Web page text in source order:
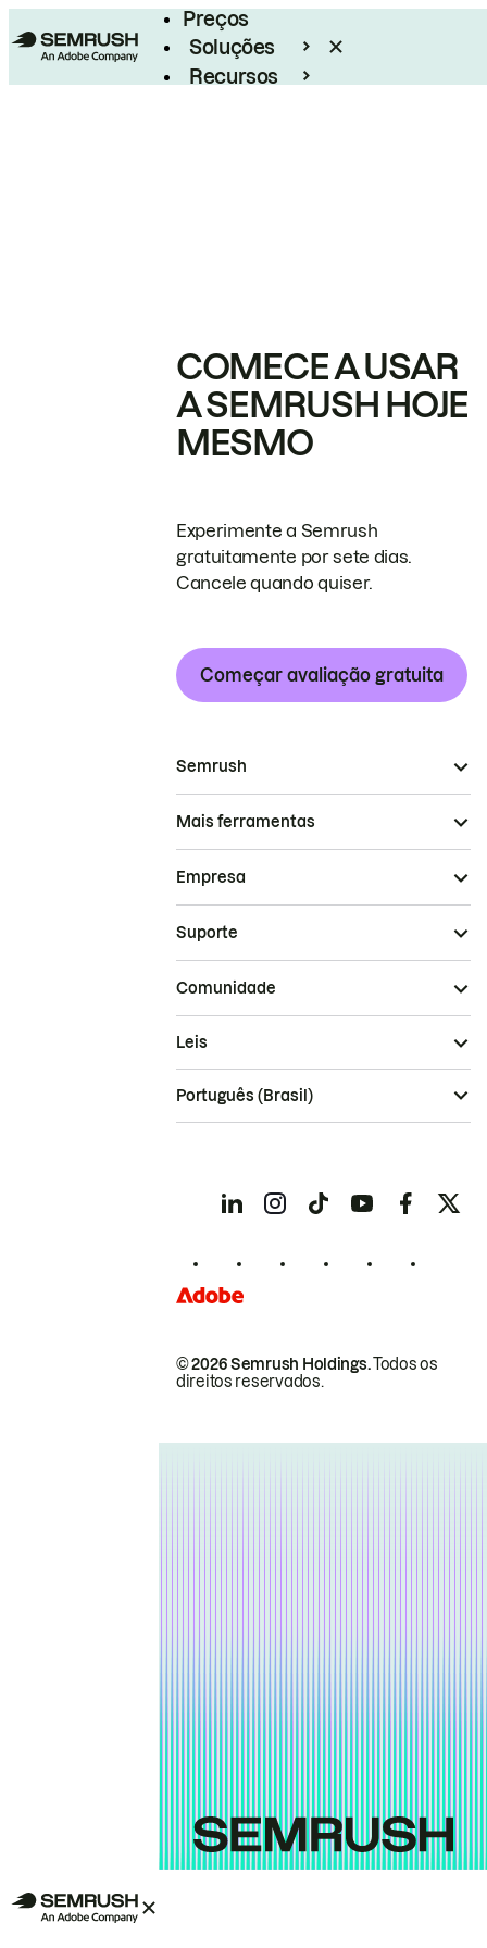
Preços
Soluções
Recursos
COMECE A USAR
A SEMRUSH HOJE
MESMO
Experimente a Semrush
gratuitamente por sete dias.
Cancele quando quiser.
Começar avaliação gratuita
Semrush
Mais ferramentas
Empresa
Suporte
Comunidade
© 2026 Semrush Holdings.Todos os
direitos reservados.
Leis
Português (Brasil)